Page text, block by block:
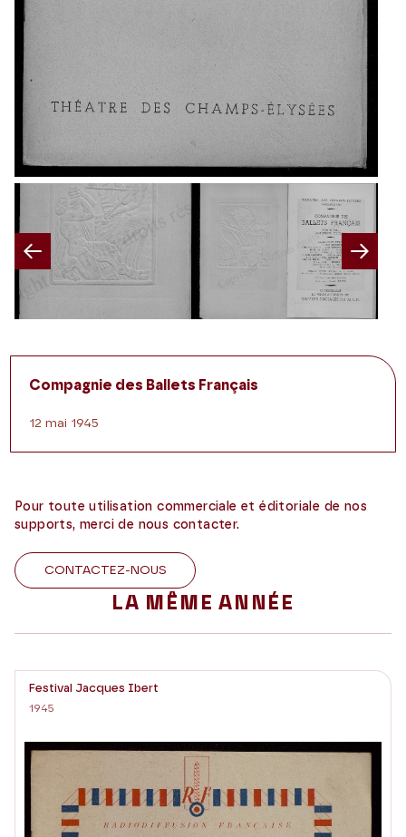
Previous
Compagnie des Ballets Français
12 mai 1945
Pour toute utilisation commerciale et éditoriale de nos
supports, merci de nous contacter.
CONTACTEZ-NOUS
LA MÊME ANNÉE
Festival Jacques Ibert
1945